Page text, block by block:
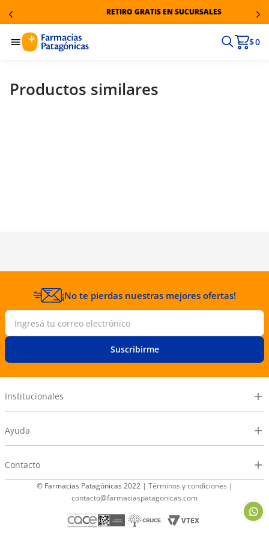
RETIRO GRATIS EN SUCURSALES
$ 0
Productos similares
¡No te pierdas nuestras mejores ofertas!
Suscribirme
Institucionales
Ayuda
Contacto
© Farmacias Patagónicas 2022 | Términos y condiciones |
contacto@farmaciaspatagonicas.com